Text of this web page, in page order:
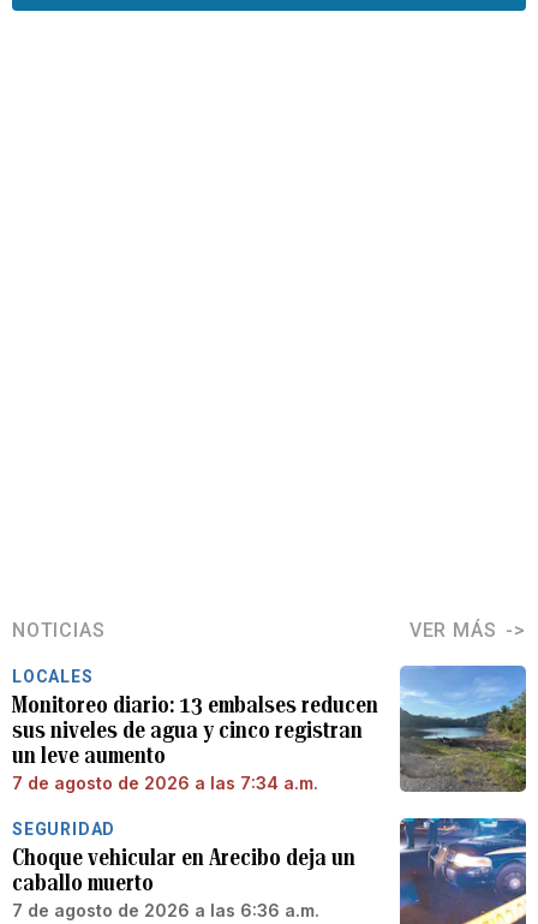
NOTICIAS VER MÁS
LOCALES
Monitoreo diario: 13 embalses reducen
sus niveles de agua y cinco registran
un leve aumento
7 de agosto de 2026 a las 7:34 a.m.
SEGURIDAD
Choque vehicular en Arecibo deja un
caballo muerto
7 de agosto de 2026 a las 6:36 a.m.